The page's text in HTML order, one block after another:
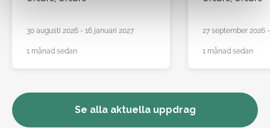
30 augusti 2026 - 16 januari 2027
1 månad sedan
27 september 2026
1 månad sedan
Se alla aktuella uppdrag